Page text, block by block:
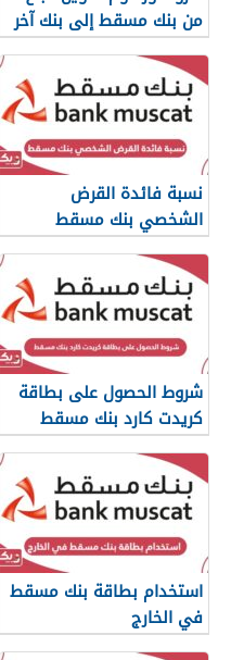
من بنك مسقط إلى بنك آخر
نسبة فائدة القرض
الشخصي بنك مسقط
شروط الحصول على بطاقة
كريدت كارد بنك مسقط
استخدام بطاقة بنك مسقط
في الخارج